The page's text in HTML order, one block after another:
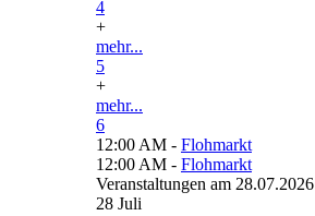
4
+
mehr...
5
+
mehr...
6
12:00 AM - Flohmarkt
12:00 AM - Flohmarkt
Veranstaltungen am 28.07.2026
28 Juli